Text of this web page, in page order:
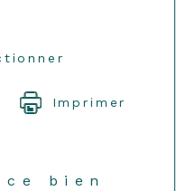
Imprimer
ce bien